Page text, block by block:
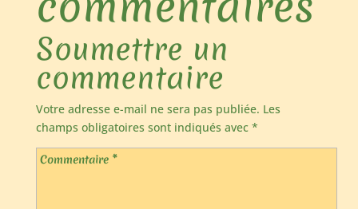
Soumettre un
commentaire
Votre adresse e-mail ne sera pas publiée. Les
champs obligatoires sont indiqués avec *